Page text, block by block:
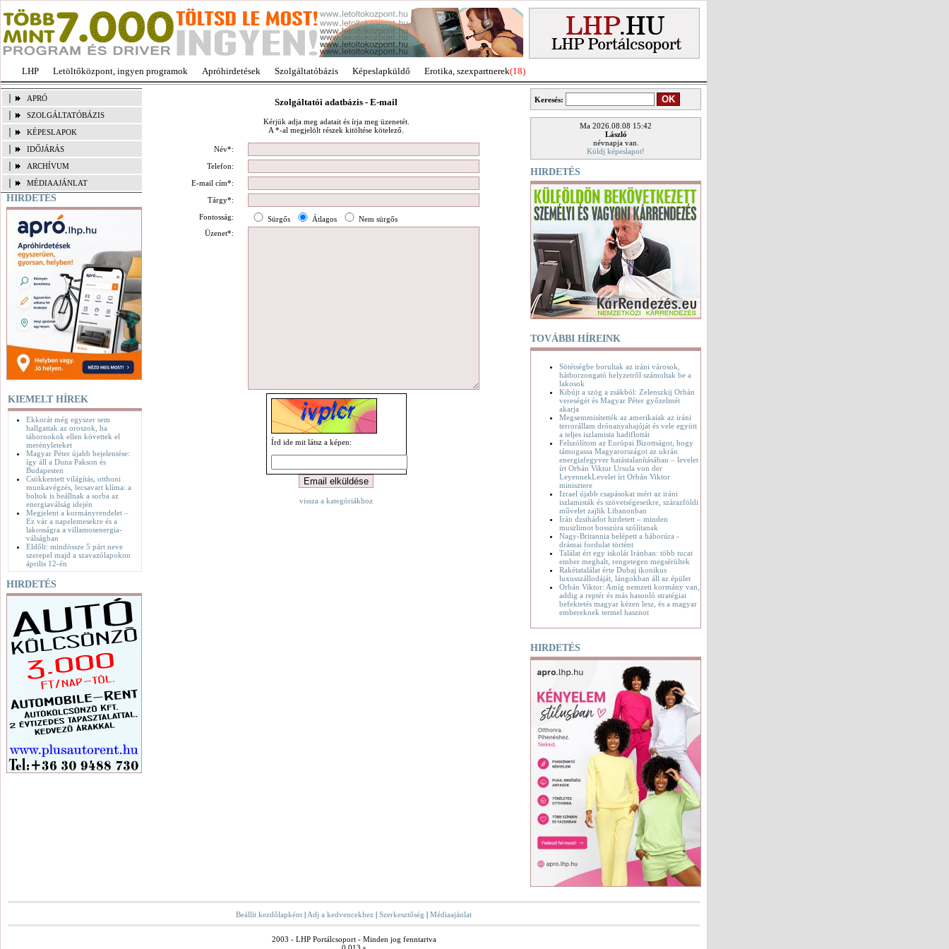
LHP Letöltőközpont, ingyen programok Apróhirdetések Szolgáltatóbázis Képeslapküldő Erotika, szexpartnerek(18)
APRÓ
SZOLGÁLTATÓBÁZIS
KÉPESLAPOK
IDŐJÁRÁS
ARCHÍVUM
MÉDIAAJÁNLAT
HIRDETÉS
KIEMELT HÍREK
Ekkorát még egyszer sem
hallgattak az oroszok, ha
tábornokok ellen követtek el
merényleteket
Magyar Péter újabb bejelentése:
így áll a Duna Pakson és
Budapesten
Csökkentett világítás, otthoni
munkavégzés, lecsavart klíma: a
boltok is beállnak a sorba az
energiaválság idején
Megjelent a kormányrendelet –
Ez vár a napelemesekre és a
lakosságra a villamosenergia-
válságban
Eldőlt: mindössze 5 párt neve
szerepel majd a szavazólapokon
április 12-én
HIRDETÉS
Szolgáltatói adatbázis - E-mail
Kérjük adja meg adatait és írja meg üzenetét.
A *-al megjelölt részek kitöltése kötelező.
Név*:
Telefon:
E-mail cím*:
Tárgy*:
Fontosság:
Sürgős Átlagos
Nem sürgős
Üzenet*:
Írd ide mit látsz a képen:
vissza a kategóriákhoz
Keresés:
Ma 2026.08.08 15:42
László
névnapja van.
Küldj képeslapot!
HIRDETÉS
TOVÁBBI HÍREINK
Sötétségbe borultak az iráni városok,
hátborzongató helyzetről számoltak be a
lakosok
Kibújt a szög a zsákból: Zelenszkij Orbán
vereségét és Magyar Péter győzelmét
akarja
Megsemmisítették az amerikaiak az iráni
terrorállam drónanyahajóját és vele együtt
a teljes iszlamista hadiflottát
Felszólítom az Európai Bizottságot, hogy
támogassa Magyarországot az ukrán
energiafegyver hatástalanításában – levelet
írt Orbán Viktor Ursula von der
LeyennekLevelet írt Orbán Viktor
minisztere
Izrael újabb csapásokat mért az iráni
iszlamisták és szövetségeseikre, szárazföldi
művelet zajlik Libanonban
Irán dzsihádot hirdetett – minden
muszlimot bosszúra szólítanak
Nagy-Britannia belépett a háborúra -
drámai fordulat történt
Találat ért egy iskolát Iránban: több tucat
ember meghalt, rengetegen megsérültek
Rakétatalálat érte Dubaj ikonikus
luxusszállodáját, lángokban áll az épület
Orbán Viktor: Amíg nemzeti kormány van,
addig a reptér és más hasonló stratégiai
befektetés magyar kézen lesz, és a magyar
embereknek termel hasznot
HIRDETÉS
Beállít kezdőlapként | Adj a kedvencekhez | Szerkesztőség | Médiaajánlat
2003 - LHP Portálcsoport - Minden jog fenntartva